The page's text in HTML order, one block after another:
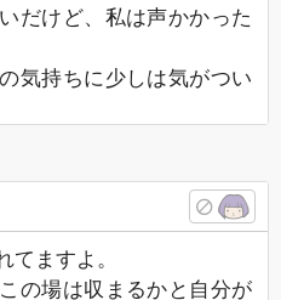
だけど、私は声かかった
気持ちに少しは気がつい
てますよ。
の場は収まるかと自分が